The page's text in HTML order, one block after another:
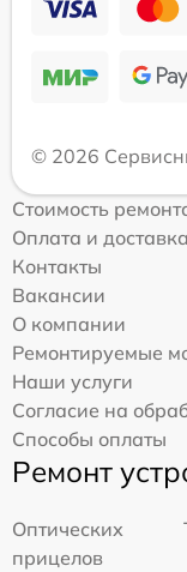
© 2026
Стоимость
Оплата и доставка
Контакты
Вакансии
О компании
Ремонтируемые
Наши услуги
Согласие на
Способы оплаты
Ремонт
Оптических
прицелов